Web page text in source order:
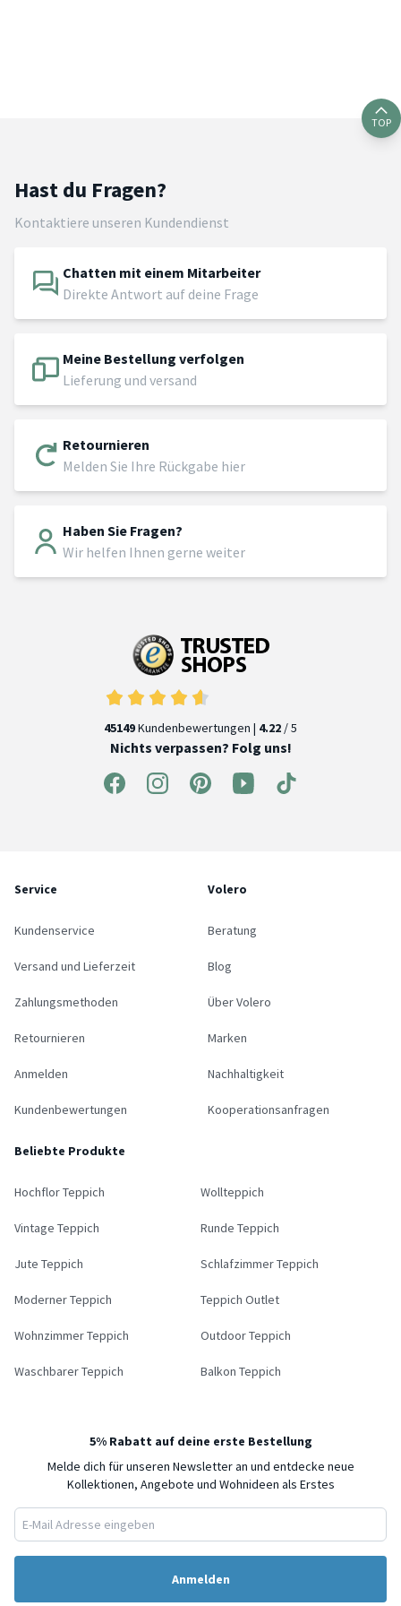
TOP
Hast du Fragen?
Kontaktiere unseren Kundendienst
Chatten mit einem Mitarbeiter
Direkte Antwort auf deine Frage
Meine Bestellung verfolgen
Lieferung und versand
Retournieren
Melden Sie Ihre Rückgabe hier
Haben Sie Fragen?
Wir helfen Ihnen gerne weiter
45149Kundenbewertungen | 4.22 / 5
Nichts verpassen? Folg uns!
Service
Kundenservice
Versand und Lieferzeit
Zahlungsmethoden
Retournieren
Anmelden
Kundenbewertungen
Volero
Beratung
Blog
Über Volero
Marken
Nachhaltigkeit
Kooperationsanfragen
Beliebte Produkte
Hochflor Teppich Wollteppich
Vintage Teppich Runde Teppich
Jute Teppich Schlafzimmer Teppich
Moderner Teppich Teppich Outlet
Wohnzimmer Teppich Outdoor Teppich
Waschbarer Teppich Balkon Teppich
5% Rabatt auf deine erste Bestellung
Melde dich für unseren Newsletter an und entdecke neue
Kollektionen, Angebote und Wohnideen als Erstes
Anmelden